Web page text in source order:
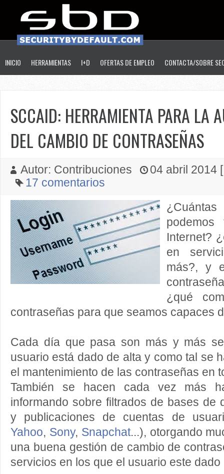
INICIO HERRAMIENTAS I+D OFERTAS DE EMPLEO CONTACTA/SOBRE
SCCAID: HERRAMIENTA PARA LA
DEL CAMBIO DE CONTRASEÑAS
Autor: Contribuciones
04 abril 2014
17 comentarios
podemos
Internet?
en
más?, y
¿qué
contraseñas para que seamos capaces
Cada día que pasa son más y más
usuario está dado de alta y como tal se
el mantenimiento de las contraseñas en
También se hacen cada vez más
informando sobre filtrados de bases de
y publicaciones de cuentas de
Yahoo, Sony, Snapchat...), otorgando
una buena gestión de cambio de
servicios en los que el usuario este dado